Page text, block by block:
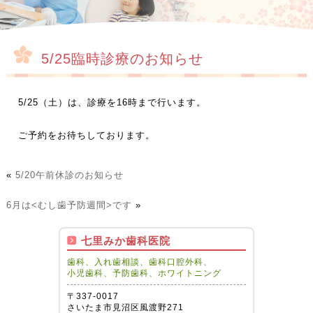
5/25臨時診療のお知らせ
5/25（土）は、診療を16時まで行います。
ご予約をお待ちしております。
« 5/20午前休診のお知らせ
6月は<むし歯予防週間>です »
七里みか歯科医院
歯科、入れ歯相談、歯科口腔外科、
小児歯科、予防歯科、ホワイトニング
〒337-0017
さいたま市見沼区風渡野271